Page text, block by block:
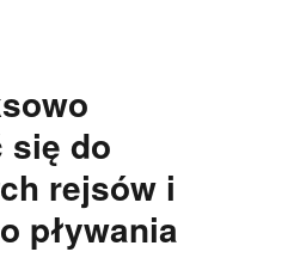
się do
rejsów i
pływania